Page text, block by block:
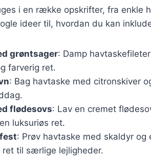
i en række opskrifter, fra enkle
ideer til, hvordan du kan
grøntsager: Damp
farverig ret.
: Bag havtaske med citronskiver
flødesovs: Lav en cremet
luksuriøs ret.
: Prøv havtaske med skaldyr
ret til særlige lejligheder.